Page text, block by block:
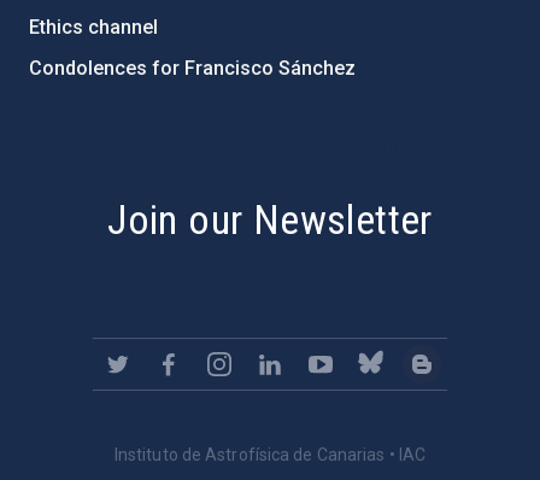
Ethics channel
Condolences for Francisco Sánchez
Join our Newsletter
Instituto de Astrofísica de Canarias • IAC